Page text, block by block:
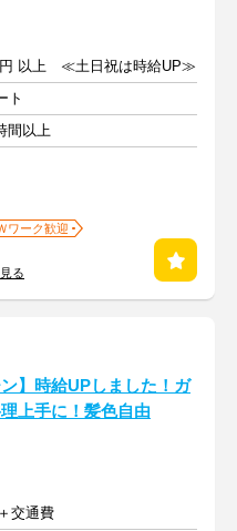
円 以上 ≪土日祝は時給UP≫
ト
間以上
ワーク歓迎
る
ン】時給UPしました！ガ
上手に！髪色自由
交通費